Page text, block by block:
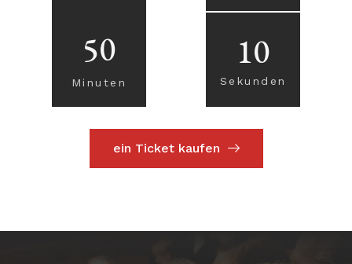
50
Minuten
9
Sekunden
ein Ticket kaufen